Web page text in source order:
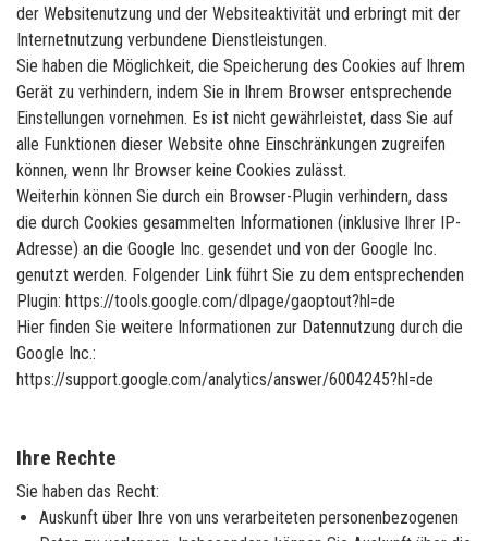
der Websitenutzung und der Websiteaktivität und erbringt mit der
Internetnutzung verbundene Dienstleistungen.
Sie haben die Möglichkeit, die Speicherung des Cookies auf Ihrem
Gerät zu verhindern, indem Sie in Ihrem Browser entsprechende
Einstellungen vornehmen. Es ist nicht gewährleistet, dass Sie auf
alle Funktionen dieser Website ohne Einschränkungen zugreifen
können, wenn Ihr Browser keine Cookies zulässt.
Weiterhin können Sie durch ein Browser-Plugin verhindern, dass
die durch Cookies gesammelten Informationen (inklusive Ihrer IP-
Adresse) an die Google Inc. gesendet und von der Google Inc.
genutzt werden. Folgender Link führt Sie zu dem entsprechenden
Plugin: https://tools.google.com/dlpage/gaoptout?hl=de
Hier finden Sie weitere Informationen zur Datennutzung durch die
Google Inc.:
https://support.google.com/analytics/answer/6004245?hl=de
Ihre Rechte
Sie haben das Recht:
Auskunft über Ihre von uns verarbeiteten personenbezogenen